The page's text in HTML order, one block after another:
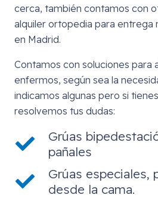
cerca, también contamos con
alquiler ortopedia para entrega
en Madrid.
Contamos con soluciones para
enfermos, según sea la
indicamos algunas pero si
resolvemos tus dudas:
Grúas
pañales
Grúas especiales,
desde la cama.